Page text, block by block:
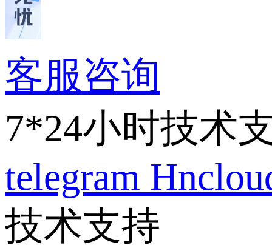
客服咨询
7*24小时技术
telegram
技术支持